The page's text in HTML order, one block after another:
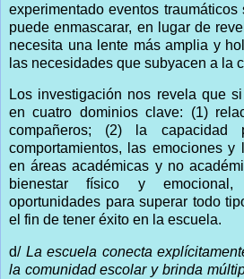
experimentado eventos
puede enmascarar, en lugar de
necesita una lente más amplia y
las necesidades que subyacen a la
Los investigación nos revela que
en cuatro dominios clave: (1)
compañeros; (2) la capacidad
comportamientos, las emociones
en áreas académicas y no
bienestar físico y emocional,
oportunidades para superar todo
el fin de tener éxito en la escuela.
d/ La escuela conecta
la comunidad escolar y brinda